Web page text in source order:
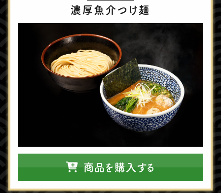
濃厚⿂介つけ麺
商品を購入する